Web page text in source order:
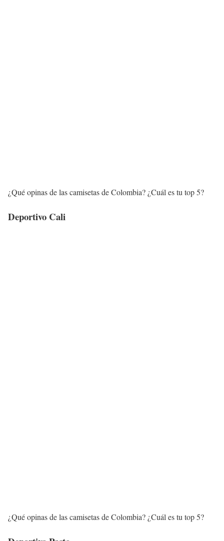
¿Qué opinas de las camisetas de Colombia? ¿Cuál es tu top 5?
Deportivo Cali
¿Qué opinas de las camisetas de Colombia? ¿Cuál es tu top 5?